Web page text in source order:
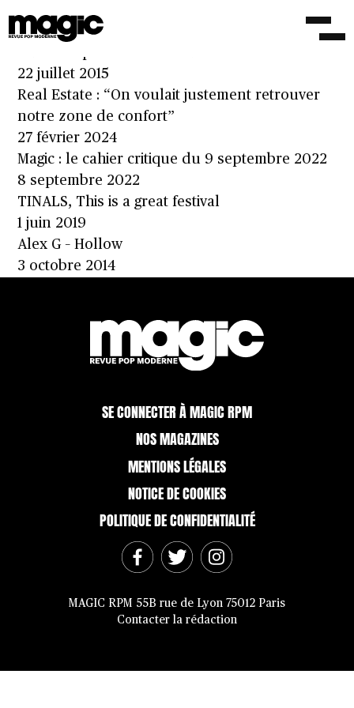
31 mai 2019
22 juillet 2015
Real Estate : “On voulait justement retrouver
notre zone de confort”
27 février 2024
Magic : le cahier critique du 9 septembre 2022
8 septembre 2022
TINALS, This is a great festival
1 juin 2019
Alex G – Hollow
3 octobre 2014
SE CONNECTER À MAGIC RPM
NOS MAGAZINES
MENTIONS LÉGALES
NOTICE DE COOKIES
POLITIQUE DE CONFIDENTIALITÉ
MAGIC RPM 55B rue de Lyon 75012 Paris
Contacter la rédaction